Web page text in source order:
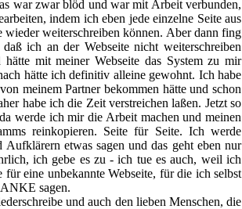
war zwar blöd und war mit Arbeit verbunden,
indem ich eben jede einzelne Seite aus
weiterschreiben können. Aber dann fing
ich an der Webseite nicht weiterschreiben
mit meiner Webseite das System zu mir
hätte ich definitiv alleine gewohnt. Ich habe
meinem Partner bekommen hätte und schon
habe ich die Zeit verstreichen laßen. Jetzt so
werde ich mir die Arbeit machen und meinen
reinkopieren. Seite für Seite. Ich werde
etwas sagen und das geht eben nur
ich gebe es zu - ich tue es auch, weil ich
eine unbekannte Webseite, für die ich selbst
sagen.
und auch den lieben Menschen, die